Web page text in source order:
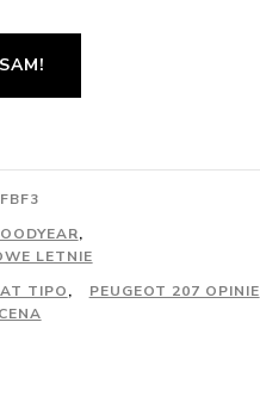
,
LETNIE
TIPO, PEUGEOT 207 OPINIE